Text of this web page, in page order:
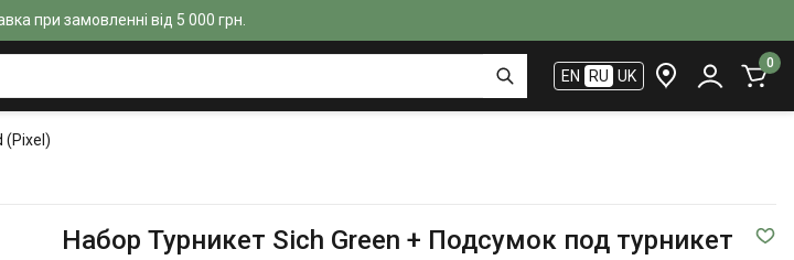
при замовленні від 5 000 грн.
EN RU UK
0
(Pixel)
Набор Турникет Sich Green + Подсумок под турникет